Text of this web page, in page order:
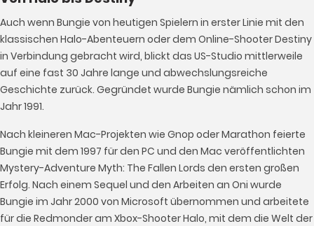
Auch wenn Bungie von heutigen Spielern in erster Linie mit den
klassischen Halo-Abenteuern oder dem Online-Shooter Destiny
in Verbindung gebracht wird, blickt das US-Studio mittlerweile
auf eine fast 30 Jahre lange und abwechslungsreiche
Geschichte zurück. Gegründet wurde Bungie nämlich schon im
Jahr 1991.
Nach kleineren Mac-Projekten wie Gnop oder Marathon feierte
Bungie mit dem 1997 für den PC und den Mac veröffentlichten
Mystery-Adventure Myth: The Fallen Lords den ersten großen
Erfolg. Nach einem Sequel und den Arbeiten an Oni wurde
Bungie im Jahr 2000 von Microsoft übernommen und arbeitete
für die Redmonder am Xbox-Shooter Halo, mit dem die Welt der